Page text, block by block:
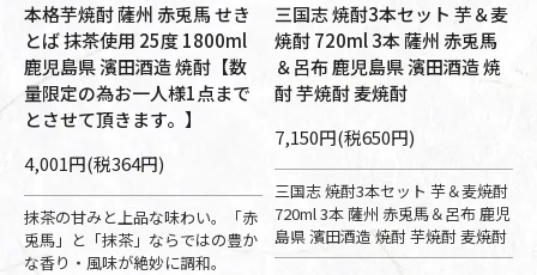
本格芋焼酎 薩州 赤兎馬 せき
とば 抹茶使用 25度 1800ml
鹿児島県 濱田酒造 焼酎【数
量限定の為お一人様1点まで
とさせて頂きます。】
4,001円(税364円)
抹茶の甘みと上品な味わい。「赤
兎馬」と「抹茶」ならではの豊か
な香り・風味が絶妙に調和。
三国志 焼酎3本セット 芋＆麦
焼酎 720ml 3本 薩州 赤兎馬
＆呂布 鹿児島県 濱田酒造 焼
酎 芋焼酎 麦焼酎
7,150円(税650円)
三国志 焼酎3本セット 芋＆麦焼酎
720ml 3本 薩州 赤兎馬＆呂布 鹿児
島県 濱田酒造 焼酎 芋焼酎 麦焼酎